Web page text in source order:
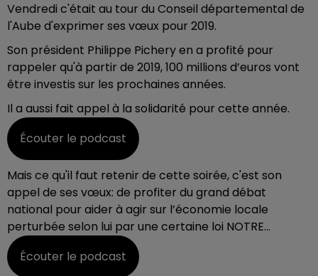
Vendredi c'était au tour du Conseil départemental de
l'Aube d'exprimer ses vœux pour 2019.
Son président Philippe Pichery en a profité pour
rappeler qu'à partir de 2019, 100 millions d’euros vont
être investis sur les prochaines années.
Il a aussi fait appel à la solidarité pour cette année.
Écouter le podcast
Mais ce qu'il faut retenir de cette soirée, c'est son
appel de ses vœux: de profiter du grand débat
national pour aider à agir sur l’économie locale
perturbée selon lui par une certaine loi NOTRE...
Écouter le podcast